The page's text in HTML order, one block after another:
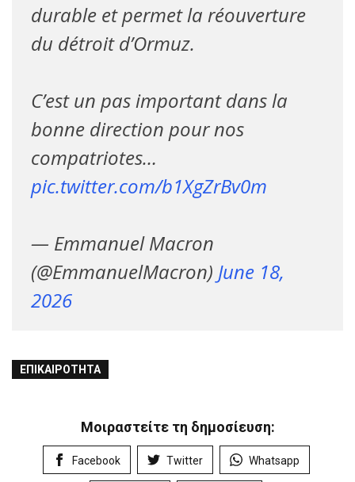
durable et permet la réouverture
du détroit d’Ormuz.
C’est un pas important dans la
bonne direction pour nos
compatriotes…
pic.twitter.com/b1XgZrBv0m
— Emmanuel Macron
(@EmmanuelMacron) June 18,
2026
ΕΠΙΚΑΙΡΌΤΗΤΑ
Μοιραστείτε τη δημοσίευση:
Facebook Twitter Whatsapp